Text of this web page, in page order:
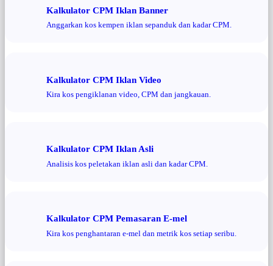
Kalkulator CPM Iklan Banner
Anggarkan kos kempen iklan sepanduk dan kadar CPM.
Kalkulator CPM Iklan Video
Kira kos pengiklanan video, CPM dan jangkauan.
Kalkulator CPM Iklan Asli
Analisis kos peletakan iklan asli dan kadar CPM.
Kalkulator CPM Pemasaran E-mel
Kira kos penghantaran e-mel dan metrik kos setiap seribu.